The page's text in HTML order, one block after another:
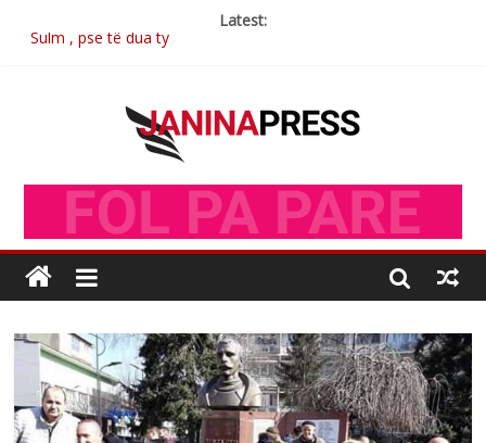
Latest:
Postim me vlera nga artistja e mirëfilltë Mimoza Gjoni
Brahim Çekaj njē veprimtar i respektuar i çeshtjës kombëtare